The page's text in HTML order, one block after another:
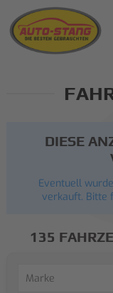
DIESE
Eventuell
verkauft. Bitte
135